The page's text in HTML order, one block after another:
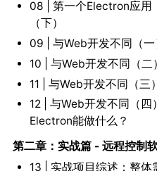
08 | 第一个Electron应用
（下）
09 | 与Web开发不同（
10 | 与Web开发不同（
11 | 与Web开发不同（
12 | 与Web开发不同（
Electron能做什么？
第二章：实战篇 - 远程控制
13 | 实战项目综述：整体